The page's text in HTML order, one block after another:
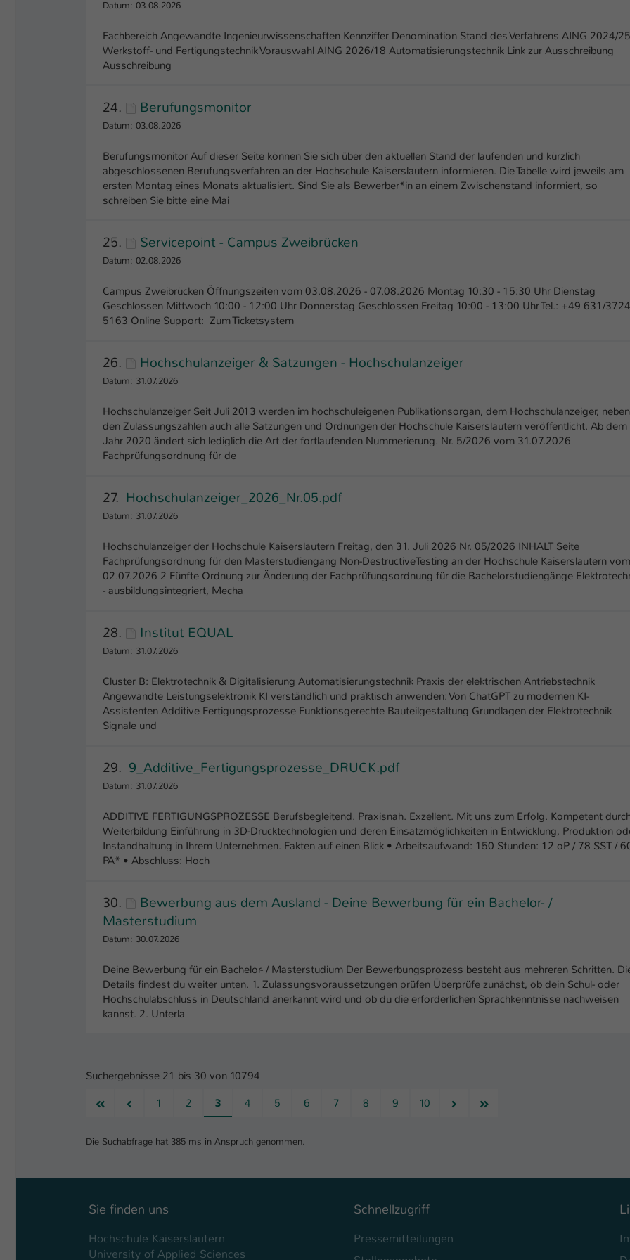
Datum: 03.08.2026
Fachbereich Angewandte Ingenieurwissenschaften Kennziffer Denomination Stand des Verfahrens AING 2024/25
Werkstoff- und Fertigungstechnik Vorauswahl AING 2026/18 Automatisierungstechnik Link zur Ausschreibung
Ausschreibung
24. Berufungsmonitor
Datum: 03.08.2026
Berufungsmonitor Auf dieser Seite können Sie sich über den aktuellen Stand der laufenden und kürzlich
abgeschlossenen Berufungsverfahren an der Hochschule Kaiserslautern informieren. Die Tabelle wird jeweils am
ersten Montag eines Monats aktualisiert. Sind Sie als Bewerber*in an einem Zwischenstand informiert, so
schreiben Sie bitte eine Mai
25. Servicepoint - Campus Zweibrücken
Datum: 02.08.2026
Campus Zweibrücken Öffnungszeiten vom 03.08.2026 - 07.08.2026 Montag 10:30 - 15:30 Uhr Dienstag
Geschlossen Mittwoch 10:00 - 12:00 Uhr Donnerstag Geschlossen Freitag 10:00 - 13:00 Uhr Tel.: +49 631/
5163 Online Support: Zum Ticketsystem
26. Hochschulanzeiger & Satzungen - Hochschulanzeiger
Datum: 31.07.2026
Hochschulanzeiger Seit Juli 2013 werden im hochschuleigenen Publikationsorgan, dem Hochschulanzeiger, neben
den Zulassungszahlen auch alle Satzungen und Ordnungen der Hochschule Kaiserslautern veröffentlicht. Ab dem
Jahr 2020 ändert sich lediglich die Art der fortlaufenden Nummerierung. Nr. 5/2026 vom 31.07.2026
Fachprüfungsordnung für de
27. Hochschulanzeiger_2026_Nr.05.pdf
Datum: 31.07.2026
Hochschulanzeiger der Hochschule Kaiserslautern Freitag, den 31. Juli 2026 Nr. 05/2026 INHALT Seite
Fachprüfungsordnung für den Masterstudiengang Non-DestructiveTesting an der Hochschule Kaiserslautern vom
02.07.2026 2 Fünfte Ordnung zur Änderung der Fachprüfungsordnung für die Bachelorstudiengänge
- ausbildungsintegriert, Mecha
28. Institut EQUAL
Datum: 31.07.2026
Cluster B: Elektrotechnik & Digitalisierung Automatisierungstechnik Praxis der elektrischen Antriebstechnik
Angewandte Leistungselektronik KI verständlich und praktisch anwenden: Von ChatGPT zu modernen KI-
Assistenten Additive Fertigungsprozesse Funktionsgerechte Bauteilgestaltung Grundlagen der Elektrotechnik
Signale und
29. 9_Additive_Fertigungsprozesse_DRUCK.pdf
Datum: 31.07.2026
ADDITIVE FERTIGUNGSPROZESSE Berufsbegleitend. Praxisnah. Exzellent. Mit uns zum Erfolg. Kompetent
Weiterbildung Einführung in 3D-Drucktechnologien und deren Einsatzmöglichkeiten in Entwicklung, Produktion
Instandhaltung in Ihrem Unternehmen. Fakten auf einen Blick • Arbeitsaufwand: 150 Stunden: 12 oP / 78 SST /
PA* • Abschluss: Hoch
30.
Bewerbung aus dem Ausland - Deine Bewerbung für ein Bachelor- /
Masterstudium
Datum: 30.07.2026
Deine Bewerbung für ein Bachelor- / Masterstudium Der Bewerbungsprozess besteht aus mehreren Schritten.
Details findest du weiter unten. 1. Zulassungsvoraussetzungen prüfen Überprüfe zunächst, ob dein Schul- oder
Hochschulabschluss in Deutschland anerkannt wird und ob du die erforderlichen Sprachkenntnisse nachweisen
kannst. 2. Unterla
Suchergebnisse 21 bis 30 von 10794
Erste
Vorherige
1 2 3 4 5 6 7 8 9 10 NächsteLetzte
Die Suchabfrage hat 385 ms in Anspruch genommen.
Sie finden uns
Hochschule Kaiserslautern
University of Applied Sciences
Schnellzugriff
Pressemitteilungen
Zweck
Dieses Cookie ist ein Standard-Session-Cookie
von TYPO3. Es speichert im Fall eines Intranet-
Logins die Session-ID. So kann der eingeloggte
Anbieter TYPO3
Zweck
Besucher im Typo3-Backend angemeldet ist und